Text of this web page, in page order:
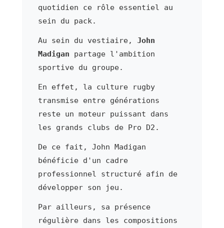
quotidien ce rôle essentiel au
sein du pack.
Au sein du vestiaire, John
Madigan partage l'ambition
sportive du groupe.
En effet, la culture rugby
transmise entre générations
reste un moteur puissant dans
les grands clubs de Pro D2.
De ce fait, John Madigan
bénéficie d'un cadre
professionnel structuré afin de
développer son jeu.
Par ailleurs, sa présence
régulière dans les compositions